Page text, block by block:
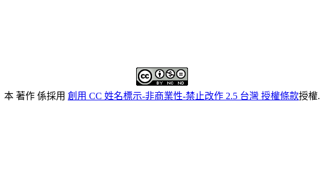
本 著作 係採用 創用 CC 姓名標示-非商業性-禁止改作 2.5 台灣 授權條款授權.